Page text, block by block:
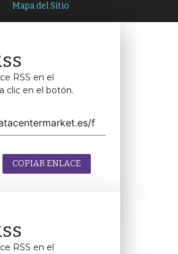
Mapa del Sitio
RSS en el
clic en el botón.
COPIAR ENLACE
RSS en el